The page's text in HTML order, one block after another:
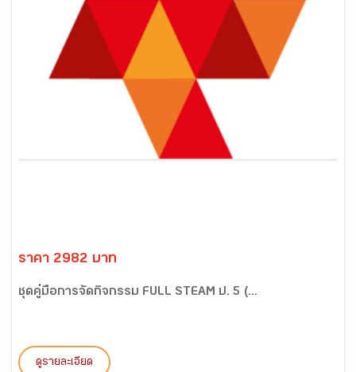
ราคา 2982 บาท
ชุดคู่มือการจัดกิจกรรม FULL STEAM ป. 5 (...
ดูรายละเอียด